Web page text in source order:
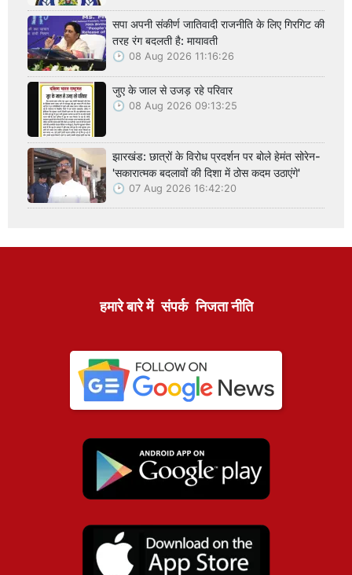
सपा अपनी संकीर्ण जातिवादी राजनीति के लिए गिरगिट की
तरह रंग बदलती है: मायावती
08 Aug 2026 11:16:26
जुए के जाल से उजड़ रहे परिवार
08 Aug 2026 09:13:25
झारखंड: छात्रों के विरोध प्रदर्शन पर बोले हेमंत सोरेन-
'सकारात्मक बदलावों की दिशा में ठोस कदम उठाएंगे'
07 Aug 2026 16:42:20
हमारे बारे में संपर्क निजता नीति